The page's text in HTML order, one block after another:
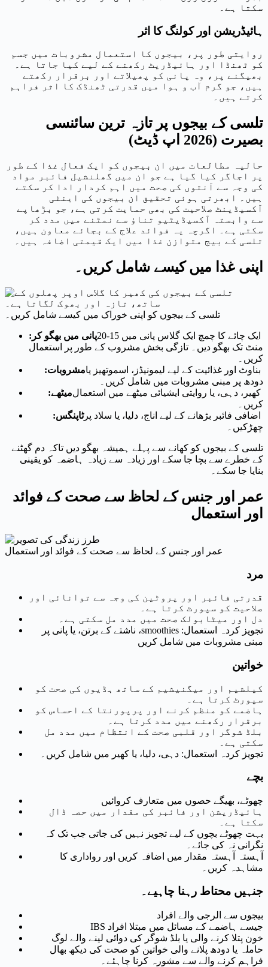
سکتا ہے۔
ہائیڈریشن اور کولنگ کا اثر
روایتی طور پر، بیجوں کا استعمال مشروبات میں جسم
کو ٹھنڈا اور ہائیڈریٹ رکھنے کے لیے کیا جاتا ہے۔
بھیگنے پر، وہ پانی کو پھیلاتے اور برقرار رکھتے
ہیں، جو گرم آب و ہوا میں قدرتی ٹھنڈک کا اثر فراہم
کرتے ہیں۔
تلسی کے بیجوں پر تازہ ترین سائنسی
بصیرت (2026 اپ ڈیٹ)
حالیہ مطالعات میں ان بیجوں کو ایک فعال غذا کے طور
پر اجاگر کیا گیا ہے جو ان میں گھلنشیل فائبر مواد
کی وجہ سے آنتوں کی صحت میں اہم کردار ادا کر سکتے
ہیں۔ ابھرتی ہوئی تحقیق ان بیجوں کی اینٹی
آکسیڈینٹ صلاحیت کی بھی حمایت کرتی ہے، جو بڑھاپے
سے وابستہ آکسیڈیٹیو تناؤ سے نمٹنے میں مدد کر
سکتی ہے۔ اگرچہ یہ فوائد علاج کے بجائے معاون ہیں،
تلسی کے بیج متوازن غذا میں ایک قیمتی اضافہ ہیں۔
اپنی غذا میں کیسے شامل کریں۔
تلسی کے بیجوں کو اپنی خوراک میں کیسے شامل کریں۔
پانی میں بھگو کر:ایک چائے کا چمچ ایک گلاس پانی میں 15-20
منٹ تک بھگو دیں۔ تازگی بخش مشروب کے طور پر استعمال
کریں۔
مشروبات:بناوٹ اور غذائیت کے لیے لیمونیڈز، اسموتھیز یا
دودھ پر مبنی مشروبات میں شامل کریں۔
میٹھے:کھیر، دہی، یا روایتی ایشیائی میٹھے میں استعمال
کریں۔
ٹاپنگس:اضافی فائبر بڑھانے کے لیے اناج، دلیا، یا سلاد پر
چھڑکیں۔
تلسی کے بیجوں کو کھانے سے پہلے ہمیشہ بھگو دیں تاکہ دم گھٹنے
کے خطرے سے بچا جا سکے اور زیادہ سے زیادہ ہاضمہ کو یقینی
بنایا جا سکے۔
عمر اور جنس کے لحاظ سے صحت کے فوائد
اور استعمال
عمر اور جنس کے لحاظ سے صحت کے فوائد اور استعمال
مرد
قدرتی فائبر اور پروٹین کی وجہ سے توانائی اور
صلاحیت کو سپورٹ کرتا ہے۔
دل اور میٹابولک صحت میں مدد مل سکتی ہے۔
تجویز کردہ استعمال: smoothies، ناشتے کے برتن، یا پانی پر
مبنی مشروبات میں شامل کریں
خواتین
کیلشیم اور میگنیشیم کے ساتھ ہڈیوں کی صحت کو
سپورٹ کرتا ہے۔
ہاضمے کو منظم کرنے اور پرپورنتا کے احساس کو
برقرار رکھنے میں مدد کرتا ہے۔
بلڈ شوگر اور قلبی صحت کے انتظام میں مدد مل
سکتی ہے۔
تجویز کردہ استعمال: دہی، دلیا، یا کھیر میں شامل کریں۔
بچے
چھوٹے، بھیگے حصوں میں متعارف کروائیں
ہائیڈریشن اور فائبر کی مقدار میں حصہ ڈال
سکتا ہے۔
بہت چھوٹے بچوں کے لیے تجویز نہیں کی جاتی جب تک کہ
نگرانی نہ کی جائے۔
آہستہ آہستہ مقدار میں اضافہ کریں اور رواداری کا
مشاہدہ کریں۔
جنہیں محتاط رہنا چاہیے۔
بیجوں سے الرجی والے افراد
IBS جیسے ہاضمے کے مسائل میں مبتلا افراد
خون پتلا کرنے والی یا بلڈ شوگر کی دوائی لینے والے لوگ
حاملہ یا دودھ پلانے والی خواتین کو صحت کی دیکھ بھال
فراہم کرنے والے سے مشورہ کرنا چاہئے۔